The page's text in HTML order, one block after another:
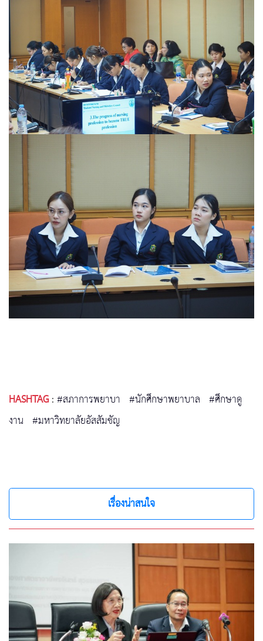
HASHTAG:#สภาการพยาบา #นักศึกษาพยาบาล #ศึกษาดู
งาน #มหาวิทยาลัยอัสสัมชัญ
เรื่องน่าสนใจ